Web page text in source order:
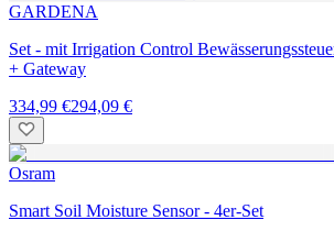
GARDENA
Set - mit Irrigation Control
+ Gateway
334,99 €294,09 €
Osram
Smart Soil Moisture Sensor - 4er-Set